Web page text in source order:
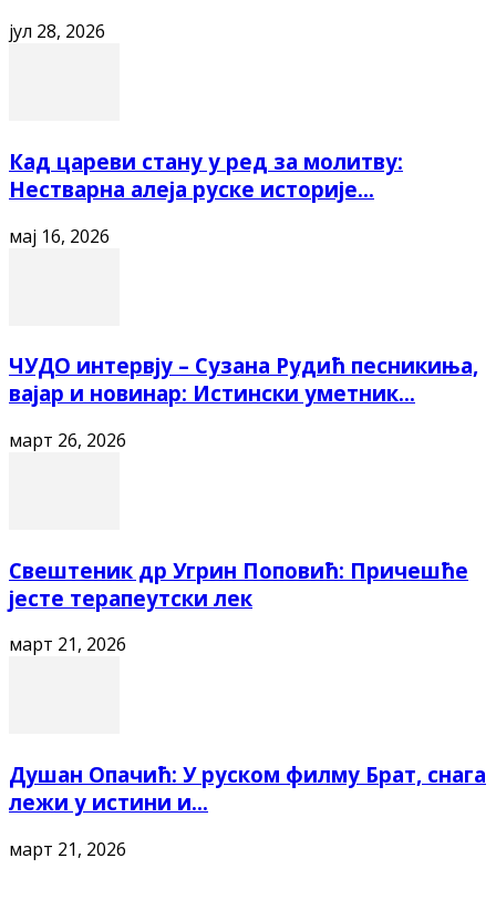
јул 28, 2026
Кад цареви стану у ред за молитву:
Нестварна алеја руске историје...
мај 16, 2026
ЧУДО интервју – Сузана Рудић песникиња,
вајар и новинар: Истински уметник...
март 26, 2026
Свештеник др Угрин Поповић: Причешће
јесте терапеутски лек
март 21, 2026
Душан Опачић: У руском филму Брат, снага
лежи у истини и...
март 21, 2026